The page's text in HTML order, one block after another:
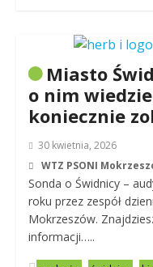
Miasto
o nim
koniecznie
30 kwietnia, 2026
WTZ PSONI
Sonda o Świdnicy –
roku przez zespół
Mokrzeszów.
informacji…..